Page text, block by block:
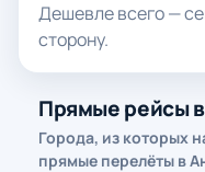
Дешевле всего —
сторону.
Прямые рейсы
Города, из которых
прямые перелёты в